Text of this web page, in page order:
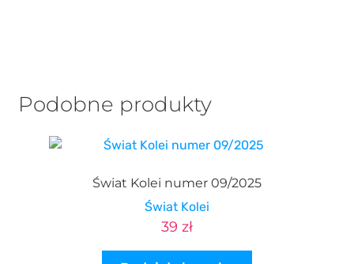
Podobne produkty
Świat Kolei numer 09/2025
Świat Kolei
39 zł